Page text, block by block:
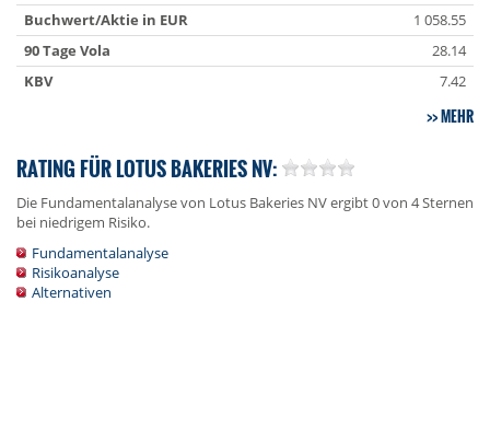
Buchwert/Aktie in EUR
1 058.55
90 Tage Vola
28.14
KBV
7.42
MEHR
RATING FÜR LOTUS BAKERIES NV:
Die Fundamentalanalyse von Lotus Bakeries NV ergibt 0 von 4 Sternen
bei niedrigem Risiko.
Fundamentalanalyse
Risikoanalyse
Alternativen